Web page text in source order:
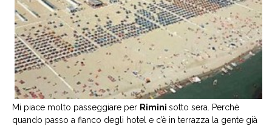
Mi piace molto passeggiare per Rimini sotto sera. Perchè
quando passo a fianco degli hotel e c’è in terrazza la gente già